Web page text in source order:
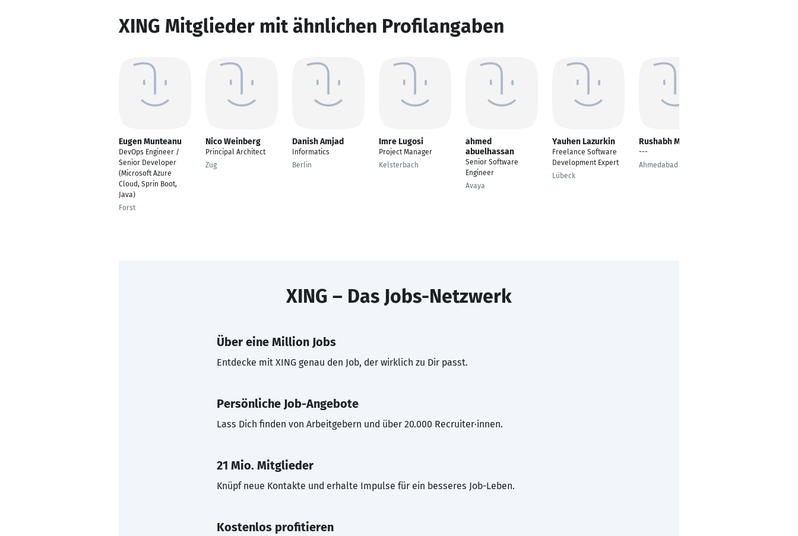
XING Mitglieder mit ähnlichen Profilangaben
Eugen Munteanu
DevOps Engineer /
Senior Developer
(Microsoft Azure
Cloud, Sprin Boot,
Java)
Forst
Nico Weinberg
Principal Architect
Zug
Danish Amjad
Informatics
Berlin
Imre Lugosi
Project Manager
Kelsterbach
ahmed
abuelhassan
Senior Software
Engineer
Avaya
Yauhen Lazurkin
Freelance Software
Development Expert
Lübeck
Rushabh Makani
---
Ahmedabad
XING – Das Jobs-Netzwerk
Über eine Million Jobs
Entdecke mit XING genau den Job, der wirklich zu Dir passt.
Persönliche Job-Angebote
Lass Dich finden von Arbeitgebern und über 20.000 Recruiter·innen.
21 Mio. Mitglieder
Knüpf neue Kontakte und erhalte Impulse für ein besseres Job-Leben.
Kostenlos profitieren